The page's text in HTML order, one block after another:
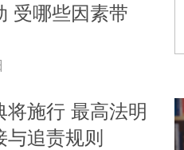
受哪些因素带
将施行 最高法明
与追责规则